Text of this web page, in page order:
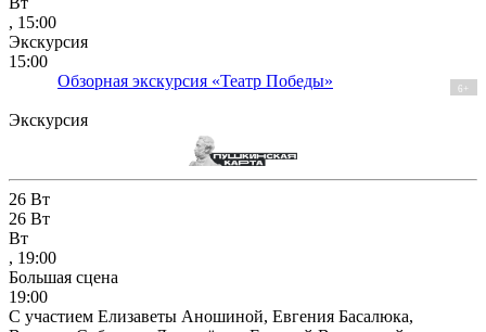
, 15:00
Экскурсия
15:00
Обзорная экскурсия «Театр Победы»
6+
Экскурсия
26 Вт
26 Вт
Вт
, 19:00
Большая сцена
19:00
С участием Елизаветы Аношиной, Евгения Басалюка,